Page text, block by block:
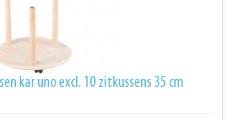
kar uno excl. 10 zitkussens 35 cm